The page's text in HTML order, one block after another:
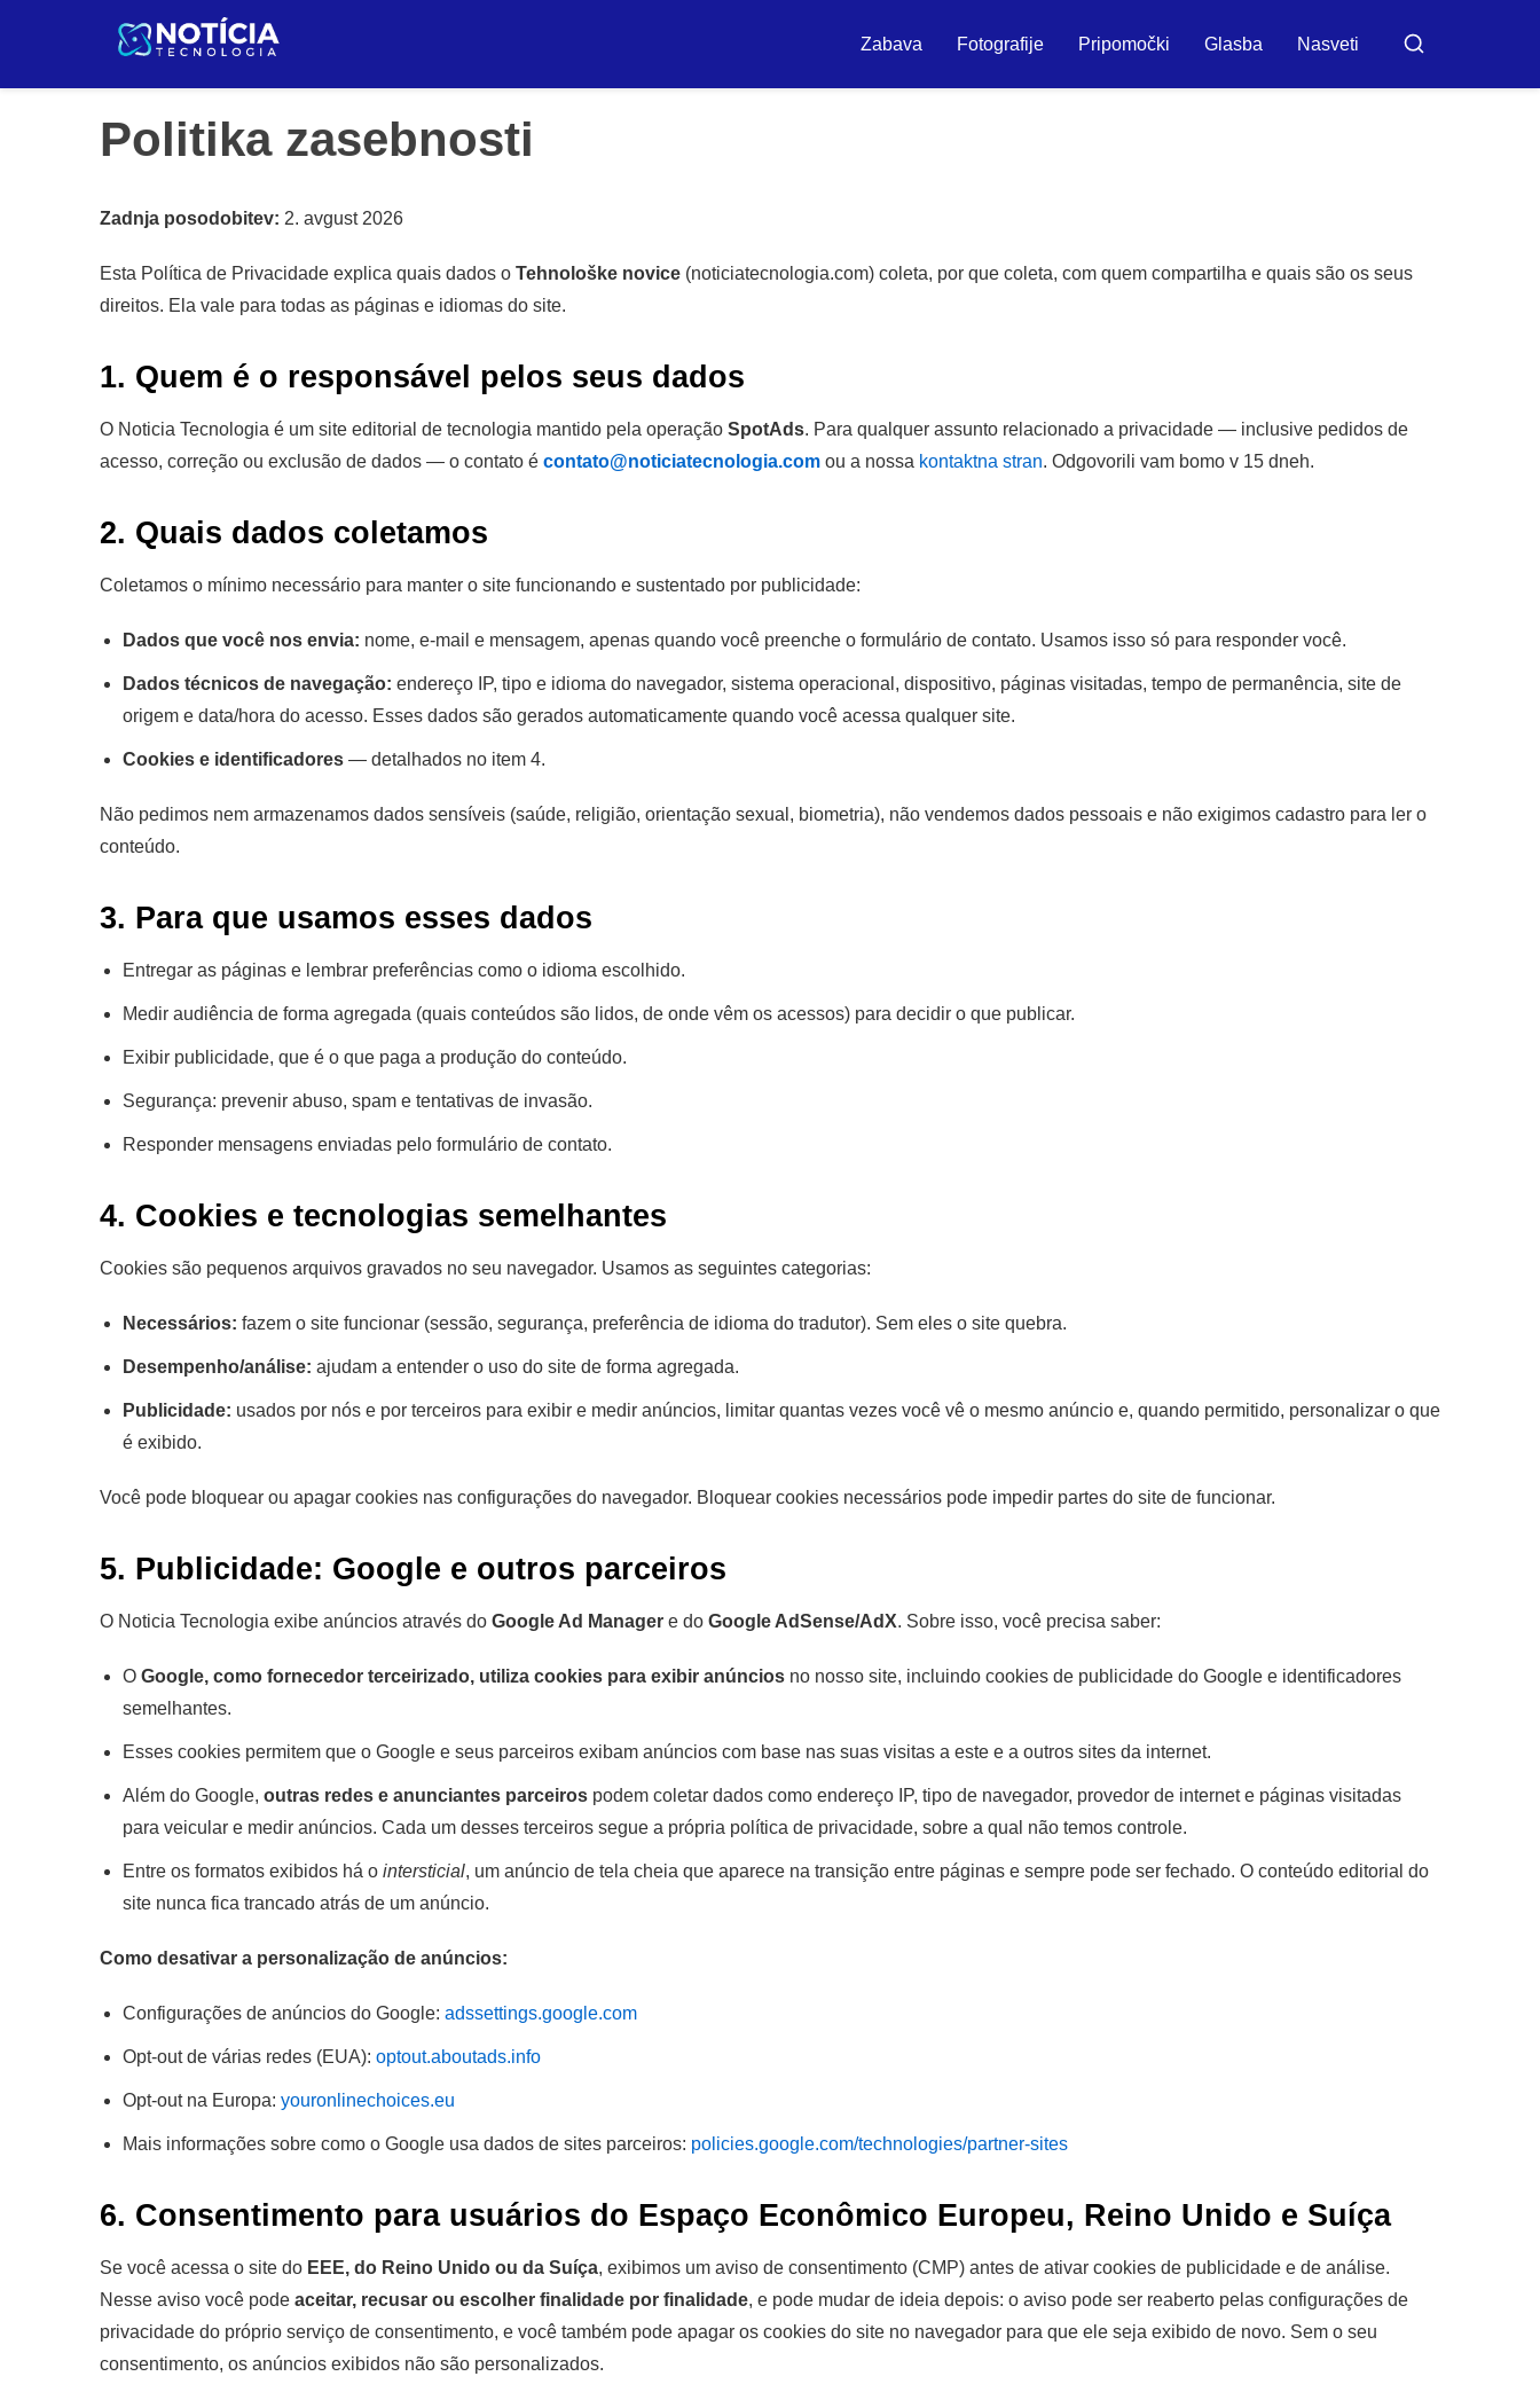
Zabava Fotografije Pripomočki Glasba Nasveti Iskanje
Politika zasebnosti
Zadnja posodobitev: 2. avgust 2026
Esta Política de Privacidade explica quais dados o Tehnološke novice (noticiatecnologia.com) coleta, por que coleta, com quem compartilha e quais são os seus
direitos. Ela vale para todas as páginas e idiomas do site.
1. Quem é o responsável pelos seus dados
O Noticia Tecnologia é um site editorial de tecnologia mantido pela operação SpotAds. Para qualquer assunto relacionado a privacidade — inclusive pedidos de
acesso, correção ou exclusão de dados — o contato é contato@noticiatecnologia.com ou a nossa kontaktna stran. Odgovorili vam bomo v 15 dneh.
2. Quais dados coletamos
Coletamos o mínimo necessário para manter o site funcionando e sustentado por publicidade:
Dados que você nos envia: nome, e-mail e mensagem, apenas quando você preenche o formulário de contato. Usamos isso só para responder você.
Dados técnicos de navegação: endereço IP, tipo e idioma do navegador, sistema operacional, dispositivo, páginas visitadas, tempo de permanência, site de
origem e data/hora do acesso. Esses dados são gerados automaticamente quando você acessa qualquer site.
Cookies e identificadores — detalhados no item 4.
Não pedimos nem armazenamos dados sensíveis (saúde, religião, orientação sexual, biometria), não vendemos dados pessoais e não exigimos cadastro para ler o
conteúdo.
3. Para que usamos esses dados
Entregar as páginas e lembrar preferências como o idioma escolhido.
Medir audiência de forma agregada (quais conteúdos são lidos, de onde vêm os acessos) para decidir o que publicar.
Exibir publicidade, que é o que paga a produção do conteúdo.
Segurança: prevenir abuso, spam e tentativas de invasão.
Responder mensagens enviadas pelo formulário de contato.
4. Cookies e tecnologias semelhantes
Cookies são pequenos arquivos gravados no seu navegador. Usamos as seguintes categorias:
Necessários: fazem o site funcionar (sessão, segurança, preferência de idioma do tradutor). Sem eles o site quebra.
Desempenho/análise: ajudam a entender o uso do site de forma agregada.
Publicidade: usados por nós e por terceiros para exibir e medir anúncios, limitar quantas vezes você vê o mesmo anúncio e, quando permitido, personalizar o que
é exibido.
Você pode bloquear ou apagar cookies nas configurações do navegador. Bloquear cookies necessários pode impedir partes do site de funcionar.
5. Publicidade: Google e outros parceiros
O Noticia Tecnologia exibe anúncios através do Google Ad Manager e do Google AdSense/AdX. Sobre isso, você precisa saber:
O Google, como fornecedor terceirizado, utiliza cookies para exibir anúncios no nosso site, incluindo cookies de publicidade do Google e identificadores
semelhantes.
Esses cookies permitem que o Google e seus parceiros exibam anúncios com base nas suas visitas a este e a outros sites da internet.
Além do Google, outras redes e anunciantes parceiros podem coletar dados como endereço IP, tipo de navegador, provedor de internet e páginas visitadas
para veicular e medir anúncios. Cada um desses terceiros segue a própria política de privacidade, sobre a qual não temos controle.
Entre os formatos exibidos há o intersticial, um anúncio de tela cheia que aparece na transição entre páginas e sempre pode ser fechado. O conteúdo editorial do
site nunca fica trancado atrás de um anúncio.
Como desativar a personalização de anúncios:
Configurações de anúncios do Google: adssettings.google.com
Opt-out de várias redes (EUA): optout.aboutads.info
Opt-out na Europa: youronlinechoices.eu
Mais informações sobre como o Google usa dados de sites parceiros: policies.google.com/technologies/partner-sites
6. Consentimento para usuários do Espaço Econômico Europeu, Reino Unido e Suíça
Se você acessa o site do EEE, do Reino Unido ou da Suíça, exibimos um aviso de consentimento (CMP) antes de ativar cookies de publicidade e de análise.
Nesse aviso você pode aceitar, recusar ou escolher finalidade por finalidade, e pode mudar de ideia depois: o aviso pode ser reaberto pelas configurações de
privacidade do próprio serviço de consentimento, e você também pode apagar os cookies do site no navegador para que ele seja exibido de novo. Sem o seu
consentimento, os anúncios exibidos não são personalizados.